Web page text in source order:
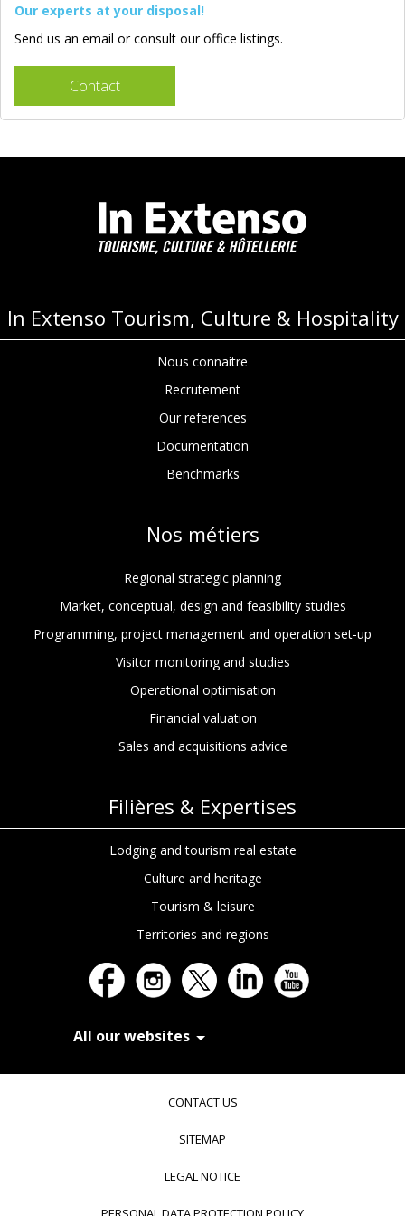
Our experts at your disposal!
Send us an email or consult our office listings.
Contact
In Extenso Tourism, Culture & Hospitality
Nous connaitre
Recrutement
Our references
Documentation
Benchmarks
Nos métiers
Regional strategic planning
Market, conceptual, design and feasibility studies
Programming, project management and operation set-up
Visitor monitoring and studies
Operational optimisation
Financial valuation
Sales and acquisitions advice
Filières & Expertises
Lodging and tourism real estate
Culture and heritage
Tourism & leisure
Territories and regions
All our websites
In Extenso Tourisme, Culture & Hôtellerie
CONTACT US
SITEMAP
LEGAL NOTICE